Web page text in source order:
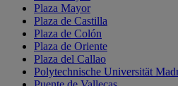
Plaza Mayor
Plaza de Castilla
Plaza de Colón
Plaza de Oriente
Plaza del Callao
Polytechnische Universität